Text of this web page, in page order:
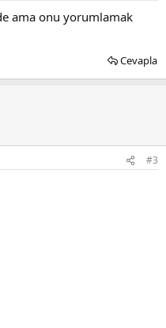
ama onu yorumlamak
Cevapla
#3